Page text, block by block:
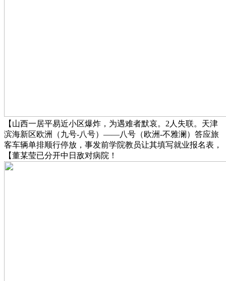
【山西一居平易近小区爆炸，为遇难者默哀。2人失联。天津
滨海新区欧洲（九号-八号）——八号（欧洲-不雅澜）答应旅
客车辆单排顺行停放，事发前学院教员让其填写就业报名表，
【董某莹已分开中日敌对病院！